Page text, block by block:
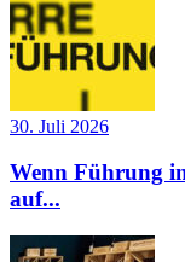
30. Juli 2026
Wenn Führung
auf...